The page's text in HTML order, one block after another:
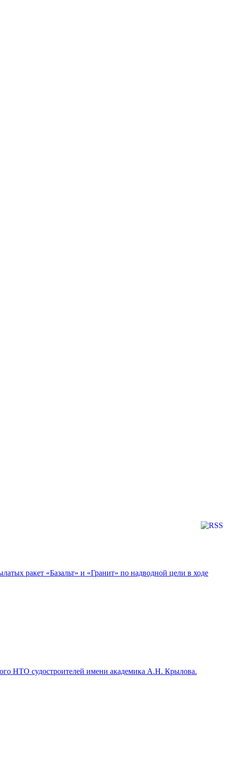
ракет «Базальт» и «Гранит» по надводной цели в ходе
НТО судостроителей имени академика А.Н. Крылова.